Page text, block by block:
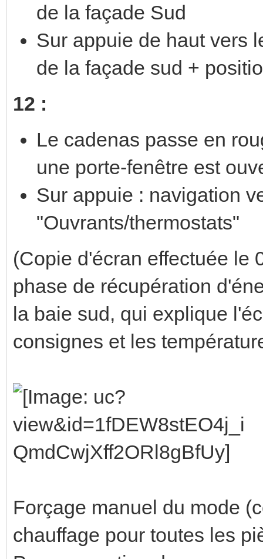
de la façade Sud
Sur appuie de haut vers
de la façade sud +
12 :
Le cadenas passe en
une porte-fenêtre est
Sur appuie : navigation
"Ouvrants/thermostats"
(Copie d'écran effectuée le
phase de récupération
la baie sud, qui explique
consignes et les
Forçage manuel du mode
chauffage pour toutes les